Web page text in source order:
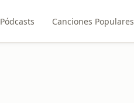
Pódcasts Canciones Populares